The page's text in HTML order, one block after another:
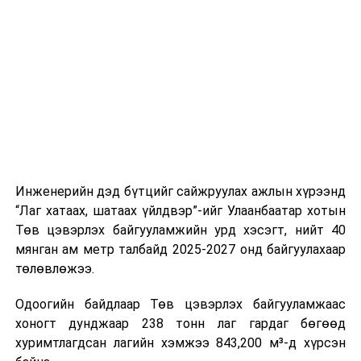
өдөр тутмын ажлын бэлэн байдлыг хангах зэрэг
практик ур чадварыг сургалтын хөтөлбөрт тусгажээ.
Сургалтыг танилцуулах лекц, асуулт-хариулт,
жишээнд суурилсан сургалт, багаар ажиллах дасгал,
танилцах, онцгой нөхцөлд ажиллах дадлага зэрэг
онол, практик хосолсон хэлбэрээр зохион байгуулж
байна.
Инженерийн дэд бүтцийг сайжруулах ажлын хүрээнд
“Лаг хатаах, шатаах үйлдвэр”-ийг Улаанбаатар хотын
Төв цэвэрлэх байгууламжийн урд хэсэгт, нийт 40
мянган ам метр талбайд 2025-2027 онд байгуулахаар
төлөвлөжээ.
Одоогийн байдлаар Төв цэвэрлэх байгууламжаас
хоногт дунджаар 238 тонн лаг гардаг бөгөөд
хуримтлагдсан лагийн хэмжээ 843,200 м³-д хүрсэн